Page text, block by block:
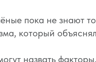
пока не знают
который
назвать